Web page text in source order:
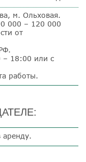
м. Ольховая.
000 – 120 000
от
– 18:00 или с
работы.
аренду.